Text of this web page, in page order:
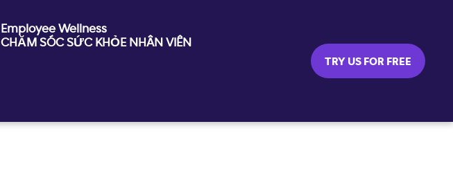
Employee Wellness
CHĂM SÓC SỨC KHỎE NHÂN VIÊN
TRY US FOR FREE